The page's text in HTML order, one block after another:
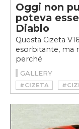
Oggi non
poteva
Diablo
Questa Cizeta
esorbitante, ma
perché
GALLERY
#CIZETA
#CIZETA-